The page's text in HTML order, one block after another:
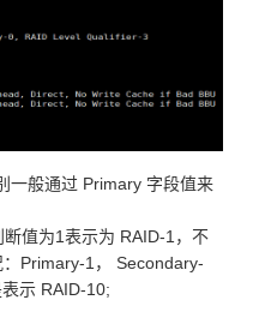
一般通过 Primary 字段值来
值为1表示为 RAID-1，不
Primary-1， Secondary-
示 RAID-10;